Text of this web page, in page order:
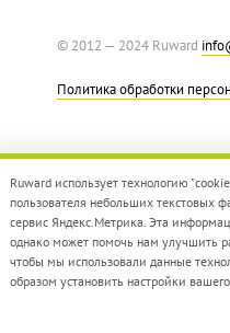
© 2012 — 2024 Ruward
Политика обработки
Дизайн –Red Collar
Создание сайта –Integrate
Ruward использует технологию
пользователя небольших текстовых
сервис Яндекс.Метрика. Эта
однако может помочь нам улучшить
чтобы мы использовали данные
образом установить настройки